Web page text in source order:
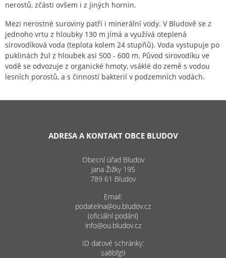
nerostů, zčásti ovšem i z jiných hornin.
Mezi nerostné suroviny patří i minerální vody. V Bludově se z
jednoho vrtu z hloubky 130 m jímá a využívá oteplená
sirovodíková voda (teplota kolem 24 stupňů). Voda vystupuje po
puklinách žul z hloubek asi 500 - 600 m. Původ sirovodíku ve
vodě se odvozuje z organické hmoty, vsáklé do země s vodou
lesních porostů, a s činností bakterií v podzemních vodách.
ADRESA A KONTAKT OBCE BLUDOV
Obecní úřad Bludov
Jana Žižky 195
789 61 Bludov
Email:
podatelna@ou.bludov.cz
(oficiální podání)
info@ou.bludov.cz
ID datové schránky:
sa8bfg9